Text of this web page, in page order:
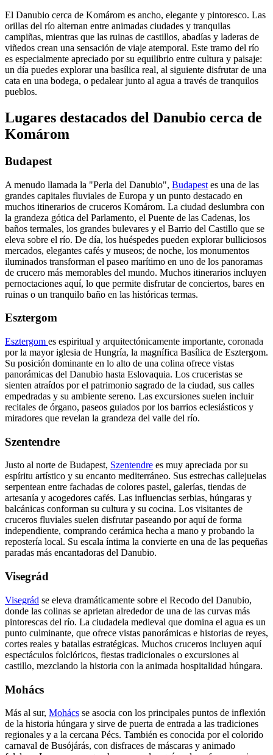
El Danubio cerca de Komárom es ancho, elegante y pintoresco. Las
orillas del río alternan entre animadas ciudades y tranquilas
campiñas, mientras que las ruinas de castillos, abadías y laderas de
viñedos crean una sensación de viaje atemporal. Este tramo del río
es especialmente apreciado por su equilibrio entre cultura y paisaje:
un día puedes explorar una basílica real, al siguiente disfrutar de una
cata en una bodega, o pedalear junto al agua a través de tranquilos
pueblos.
Lugares destacados del Danubio cerca de
Komárom
Budapest
A menudo llamada la "Perla del Danubio", Budapest es una de las
grandes capitales fluviales de Europa y un punto destacado en
muchos itinerarios de cruceros Komárom. La ciudad deslumbra con
la grandeza gótica del Parlamento, el Puente de las Cadenas, los
baños termales, los grandes bulevares y el Barrio del Castillo que se
eleva sobre el río. De día, los huéspedes pueden explorar bulliciosos
mercados, elegantes cafés y museos; de noche, los monumentos
iluminados transforman el paseo marítimo en uno de los panoramas
de crucero más memorables del mundo. Muchos itinerarios incluyen
pernoctaciones aquí, lo que permite disfrutar de conciertos, bares en
ruinas o un tranquilo baño en las históricas termas.
Esztergom
Esztergom es espiritual y arquitectónicamente importante, coronada
por la mayor iglesia de Hungría, la magnífica Basílica de Esztergom.
Su posición dominante en lo alto de una colina ofrece vistas
panorámicas del Danubio hasta Eslovaquia. Los cruceristas se
sienten atraídos por el patrimonio sagrado de la ciudad, sus calles
empedradas y su ambiente sereno. Las excursiones suelen incluir
recitales de órgano, paseos guiados por los barrios eclesiásticos y
miradores que revelan la grandeza del valle del río.
Szentendre
Justo al norte de Budapest, Szentendre es muy apreciada por su
espíritu artístico y su encanto mediterráneo. Sus estrechas callejuelas
serpentean entre fachadas de colores pastel, galerías, tiendas de
artesanía y acogedores cafés. Las influencias serbias, húngaras y
balcánicas conforman su cultura y su cocina. Los visitantes de
cruceros fluviales suelen disfrutar paseando por aquí de forma
independiente, comprando cerámica hecha a mano y probando la
repostería local. Su escala íntima la convierte en una de las pequeñas
paradas más encantadoras del Danubio.
Visegrád
Visegrád se eleva dramáticamente sobre el Recodo del Danubio,
donde las colinas se aprietan alrededor de una de las curvas más
pintorescas del río. La ciudadela medieval que domina el agua es un
punto culminante, que ofrece vistas panorámicas e historias de reyes,
cortes reales y batallas estratégicas. Muchos cruceros incluyen aquí
espectáculos folclóricos, fiestas tradicionales o excursiones al
castillo, mezclando la historia con la animada hospitalidad húngara.
Mohács
Más al sur, Mohács se asocia con los principales puntos de inflexión
de la historia húngara y sirve de puerta de entrada a las tradiciones
regionales y a la cercana Pécs. También es conocida por el colorido
carnaval de Busójárás, con disfraces de máscaras y animado